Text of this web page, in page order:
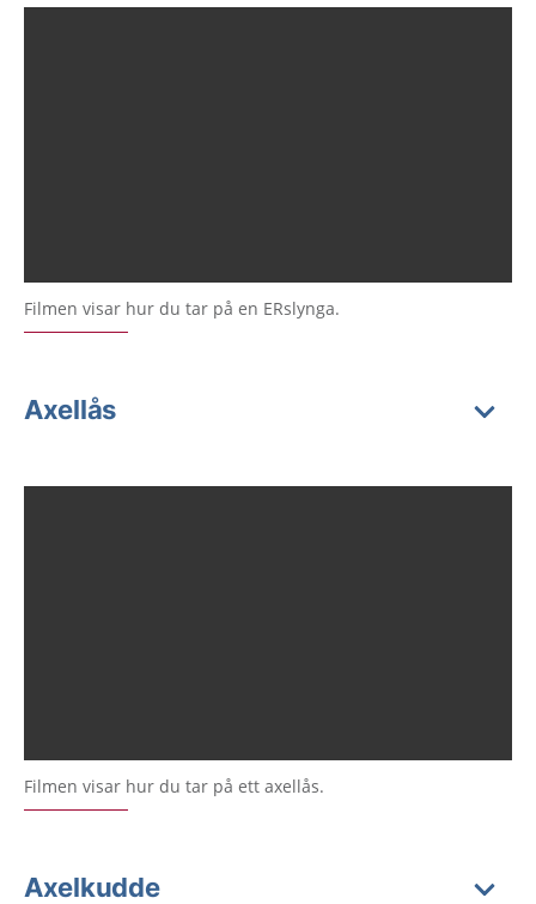
Filmen visar hur du tar på en ERslynga.
Axellås
Filmen visar hur du tar på ett axellås.
Axelkudde